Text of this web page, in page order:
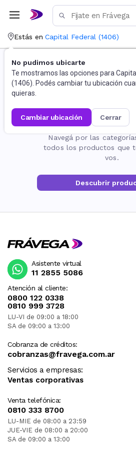
Estás en Capital Federal (1406)
No pudimos ubicarte
Te mostramos las opciones para
(1406). Podés cambiar tu ubicación
quieras.
cambiar ubicación cerrar
La página no
Navegá por las
todos los productos que
vos.
Descubrir
Atención al cliente:
0800 122 0338
0810 999 3728
LU-VI de 09:00 a 18:00
SA de 09:00 a 13:00
Cobranza de créditos:
cobranzas@fravega.com.ar
Servicios a empresas:
Ventas corporativas
Venta telefónica:
0810 333 8700
LU-MIE de 08:00 a 23:59
JUE-VIE de 08:00 a 20:00
SA de 09:00 a 13:00
Asistente virtual
11 2855 5086